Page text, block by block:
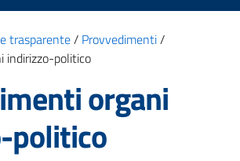
trasparente/ Provvedimenti/
indirizzo-politico
organi
politico